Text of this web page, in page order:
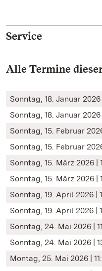
Service
Alle Termine
Sonntag, 18. Januar 2026
Sonntag, 18. Januar
Sonntag, 15. Februar
Sonntag, 15. Februar
Sonntag, 15. März 2026 |
Sonntag, 15. März 2026 |
Sonntag, 19. April 2026 |
Sonntag, 19. April 2026 |
Sonntag, 24. Mai 2026 |
Sonntag, 24. Mai 2026 |
Montag, 25. Mai 2026 |